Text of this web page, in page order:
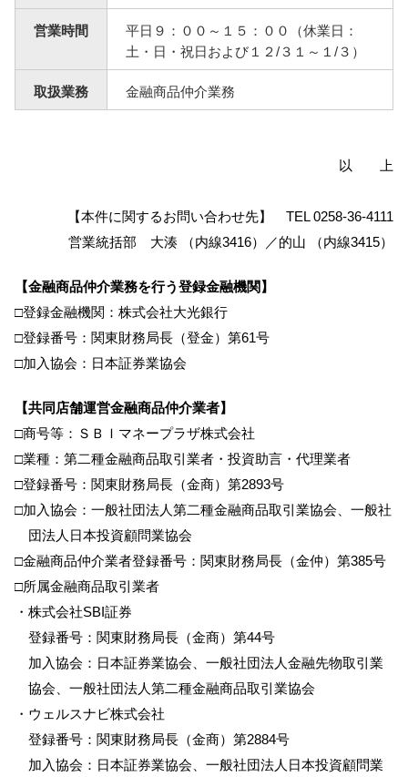
営業時間
平日９：００～１５：００（休業日：
土・日・祝日および１２/３１～１/３）
取扱業務 金融商品仲介業務
以 上
【本件に関するお問い合わせ先】 TEL 0258-36-4111
営業統括部 大湊 （内線3416）／的山 （内線3415）
【金融商品仲介業務を行う登録金融機関】
□登録金融機関：株式会社大光銀行
□登録番号：関東財務局長（登金）第61号
□加入協会：日本証券業協会
【共同店舗運営金融商品仲介業者】
□商号等：ＳＢＩマネープラザ株式会社
□業種：第二種金融商品取引業者・投資助言・代理業者
□登録番号：関東財務局長（金商）第2893号
□加入協会：一般社団法人第二種金融商品取引業協会、一般社
団法人日本投資顧問業協会
□金融商品仲介業者登録番号：関東財務局長（金仲）第385号
□所属金融商品取引業者
・株式会社SBI証券
登録番号：関東財務局長（金商）第44号
加入協会：日本証券業協会、一般社団法人金融先物取引業
協会、一般社団法人第二種金融商品取引業協会
・ウェルスナビ株式会社
登録番号：関東財務局長（金商）第2884号
加入協会：日本証券業協会、一般社団法人日本投資顧問業